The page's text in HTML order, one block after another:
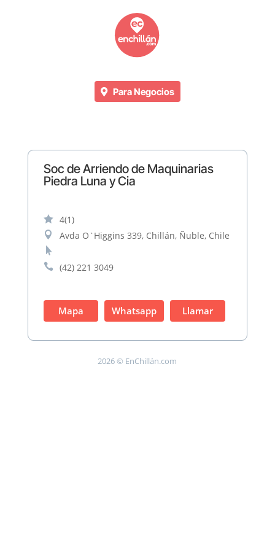
Para Negocios
Soc de Arriendo de Maquinarias
Piedra Luna y Cia
 4(1)
 Avda O`Higgins 339, Chillán, Ñuble, Chile


(42) 221 3049
Mapa Whatsapp Llamar
2026 © EnChillán.com